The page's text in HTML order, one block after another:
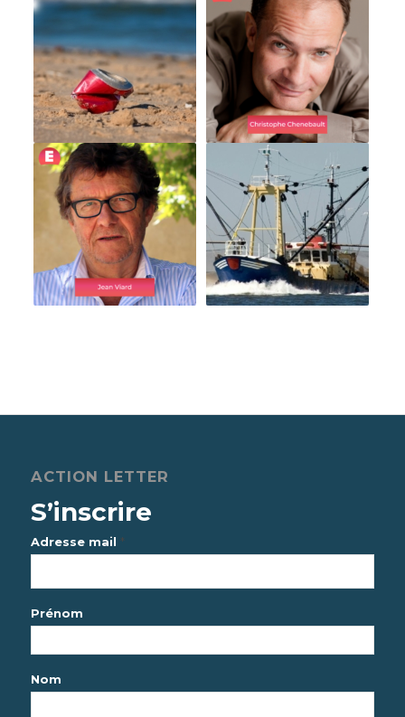
ACTION LETTER
S’inscrire
Adresse mail *
Prénom
Nom